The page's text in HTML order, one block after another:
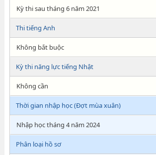
Kỳ thi sau tháng 6 năm 2021
Thi tiếng Anh
Không bắt buộc
Kỳ thi năng lực tiếng Nhật
Không cần
Thời gian nhập học (Đợt mùa xuân)
Nhập học tháng 4 năm 2024
Phân loại hồ sơ